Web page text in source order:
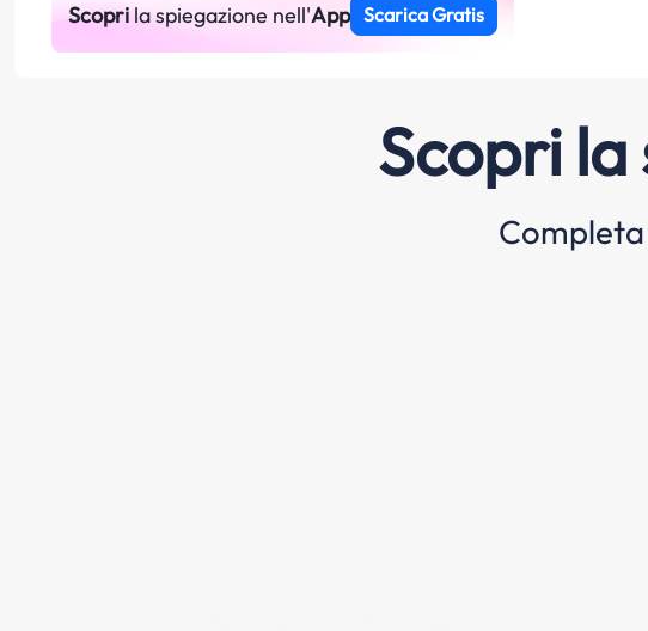
Scoprila spiegazione nell'App Scarica Gratis
Scopri